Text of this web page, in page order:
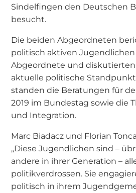
Sindelfingen den Deutschen
besucht.
Die beiden Abgeordneten
politisch aktiven
Abgeordnete und
aktuelle politische
standen die Beratungen für
2019 im Bundestag sowie die
und Integration.
Marc Biadacz und Florian
„Diese Jugendlichen sind –
andere in ihrer Generation –
politikverdrossen. Sie
politisch in ihrem